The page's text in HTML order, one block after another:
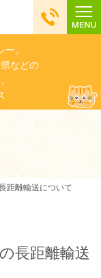
。
などの
距離輸送について
長距離輸送